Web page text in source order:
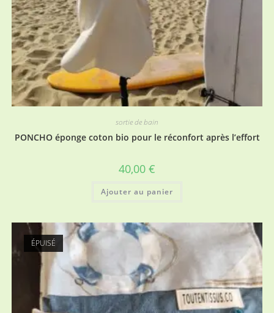
sortie de bain
PONCHO éponge coton bio pour le réconfort après l’effort
40,00 €
Ajouter au panier
ÉPUISÉ